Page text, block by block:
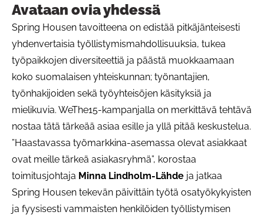
Avataan ovia yhdessä
Spring Housen tavoitteena on edistää pitkäjänteisesti
yhdenvertaisia työllistymismahdollisuuksia, tukea
työpaikkojen diversiteettiä ja päästä muokkaamaan
koko suomalaisen yhteiskunnan; työnantajien,
työnhakijoiden sekä työyhteisöjen käsityksiä ja
mielikuvia. WeThe15-kampanjalla on merkittävä tehtävä
nostaa tätä tärkeää asiaa esille ja yllä pitää keskustelua.
”Haastavassa työmarkkina-asemassa olevat asiakkaat
ovat meille tärkeä asiakasryhmä”, korostaa
toimitusjohtaja Minna Lindholm-Lähde ja jatkaa
Spring Housen tekevän päivittäin työtä osatyökykyisten
ja fyysisesti vammaisten henkilöiden työllistymisen